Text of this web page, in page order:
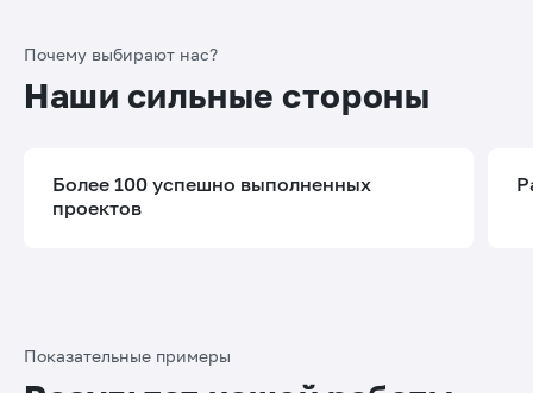
Почему выбирают нас?
Наши сильные стороны
Более 100 успешно выполненных
проектов
Показательные примеры